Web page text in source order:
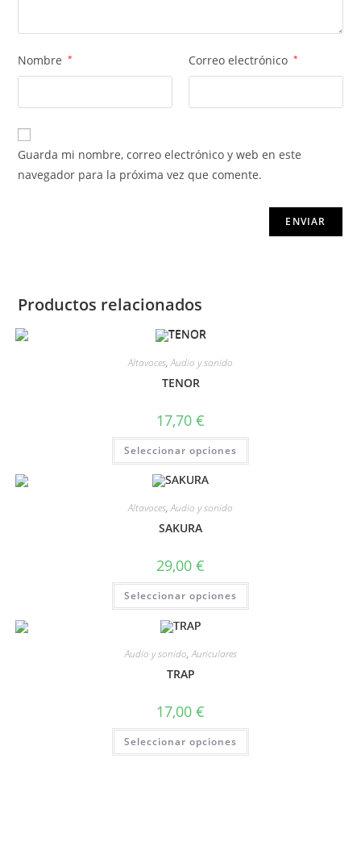
Nombre * Correo electrónico *
Guarda mi nombre, correo electrónico y web en este
navegador para la próxima vez que comente.
Productos relacionados
Altavoces,Audio y sonido
TENOR
17,70 €
Seleccionar opciones
Altavoces,Audio y sonido
SAKURA
29,00 €
Seleccionar opciones
Audio y sonido,Auriculares
TRAP
17,00 €
Seleccionar opciones